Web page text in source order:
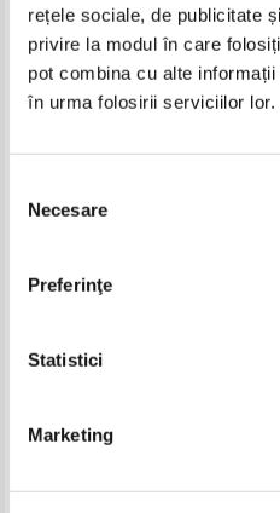
rețele sociale, de publicitate
privire la modul în care
pot combina cu alte
în urma folosirii serviciilor lor.
consimțământului
Necesare
Preferinţe
Statistici
Marketing
A. J. Cronin - Gran Canaria
(1941)
Pret:37,00Lei 18,50 Lei
Adaugă în coș
-40%
antichitatea clasica (volumul 2)
Adaugă în coș